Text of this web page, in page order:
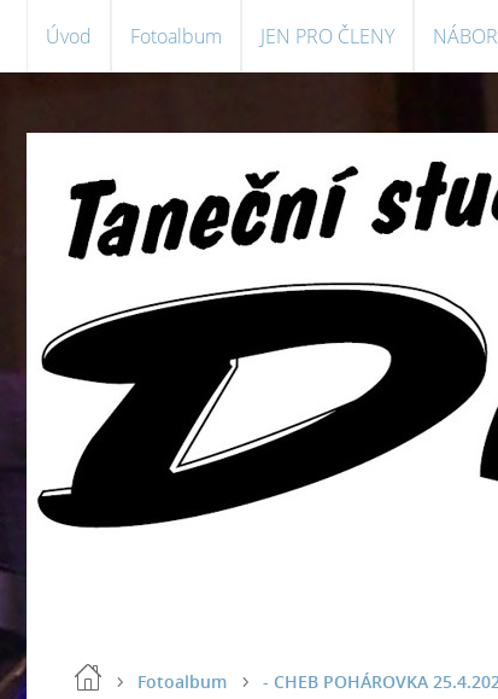
Úvod Fotoalbum JEN PRO ČLENY
Fotoalbum - CHEB POHÁROVKA